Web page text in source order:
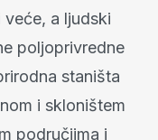
a ljudski
poljoprivredne
staništa
i skloništem
područjima i